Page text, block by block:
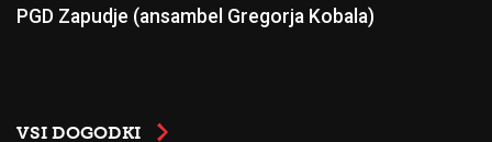
PGD Zapudje (ansambel Gregorja Kobala)
VSI DOGODKI